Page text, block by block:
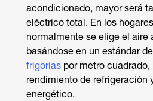
acondicionado, mayor será
eléctrico total. En los
normalmente se elige el aire
basándose en un estándar
frigorías por metro
rendimiento de refrigeración
energético.